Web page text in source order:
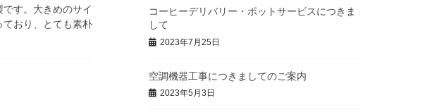
す。大きめのサイ
ており、とても素朴
コーヒーデリバリー・ポットサービスにつきま
して
2023年7月25日
空調機器工事につきましてのご案内
2023年5月3日